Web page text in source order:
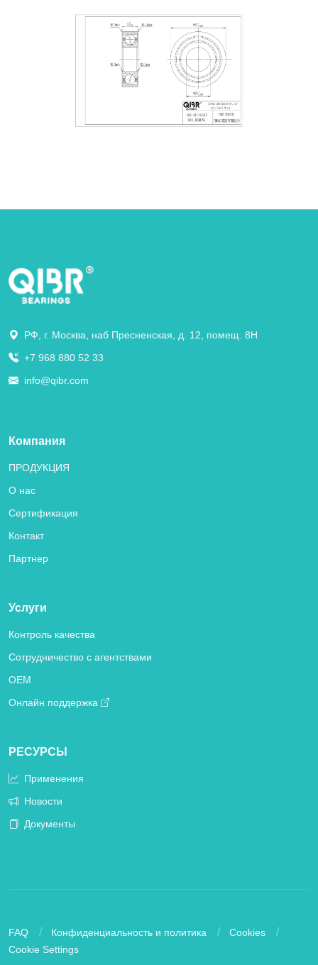
РФ, г. Москва, наб Пресненская, д. 12, помещ. 8Н
+7 968 880 52 33
info@qibr.com
Компания
ПРОДУКЦИЯ
О нас
Сертификация
Контакт
Партнер
Услуги
Контроль качества
Сотрудничество с агентствами
OEM
Онлайн поддержка
РЕСУРСЫ
Применения
Новости
Документы
FAQ Конфиденциальность и политика
Cookies
Cookie Settings